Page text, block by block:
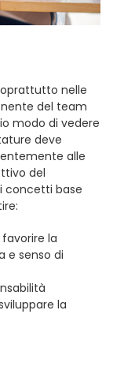
nelle
del team
modo di vedere
deve
alle
del
concetti base
la
e senso di
la